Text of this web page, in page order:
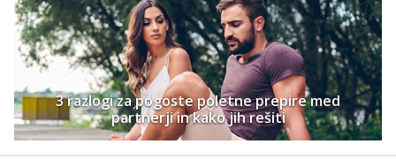
3 razlogi za pogoste poletne prepire med
partnerji in kako jih rešiti